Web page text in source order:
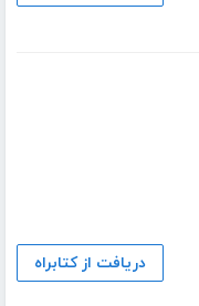
دریافت از کتابراه